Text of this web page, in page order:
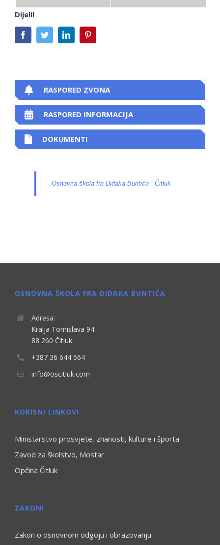
Dijeli!
FacebookTwitterLinkedIn
RASPORED ZVONA
RASPORED INFORMACIJA
DOKUMENTI
Osnovna škola fra Didaka Buntića - Čitluk
OSNOVNA ŠKOLA FRA DIDAKA BUNTIĆA
Adresa:
Kralja Tomislava 94
88 260 Čitluk
+387 36 644 564
info@oscitluk.com
KORISNI LINKOVI
Ministarstvo prosvjete, znanosti, kulture i športa
Zavod za školstvo, Mostar
Općina Čitluk
ZAKONI
Zakon o osnovnom odgoju i obrazovanju